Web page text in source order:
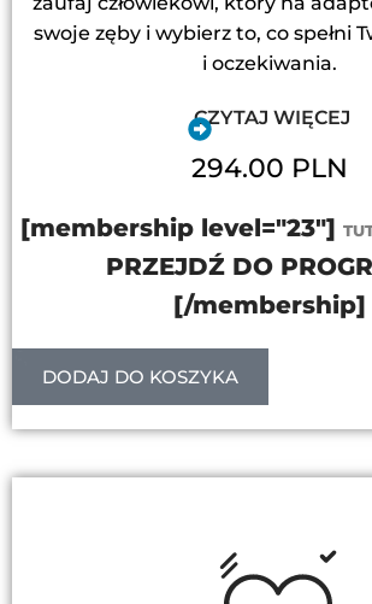
swoje zęby i wybierz to, co spełni
i oczekiwania.
CZYTAJ WIĘCEJ
294.00 PLN
[membership level="23"]
PRZEJDŹ DO
[/membership]
DODAJ DO KOSZYKA